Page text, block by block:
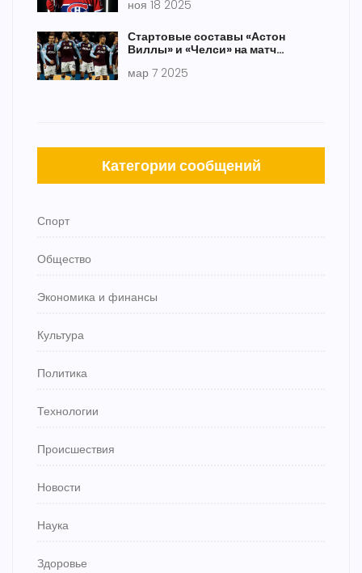
ноя 18 2025
Стартовые составы «Астон
Виллы» и «Челси» на матч
мар 7 2025
Категории сообщений
Спорт
Общество
Экономика и финансы
Культура
Политика
Технологии
Происшествия
Новости
Наука
Здоровье